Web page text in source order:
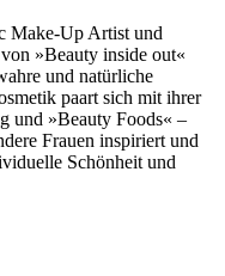
Make-Up Artist und
»Beauty inside out«
und natürliche
paart sich mit ihrer
und »Beauty Foods« –
Frauen inspiriert und
Schönheit und